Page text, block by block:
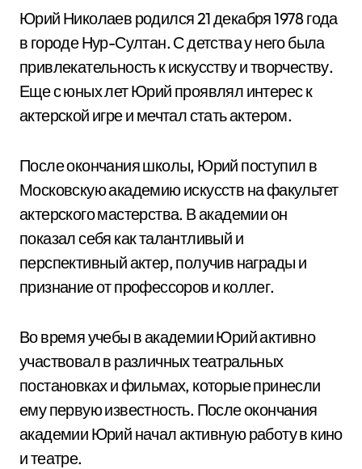
Юрий Николаев родился 21 декабря 1978 года
в городе Нур-Султан. С детства у него была
привлекательность к искусству и творчеству.
Еще с юных лет Юрий проявлял интерес к
актерской игре и мечтал стать актером.
После окончания школы, Юрий поступил в
Московскую академию искусств на факультет
актерского мастерства. В академии он
показал себя как талантливый и
перспективный актер, получив награды и
признание от профессоров и коллег.
Во время учебы в академии Юрий активно
участвовал в различных театральных
постановках и фильмах, которые принесли
ему первую известность. После окончания
академии Юрий начал активную работу в кино
и театре.